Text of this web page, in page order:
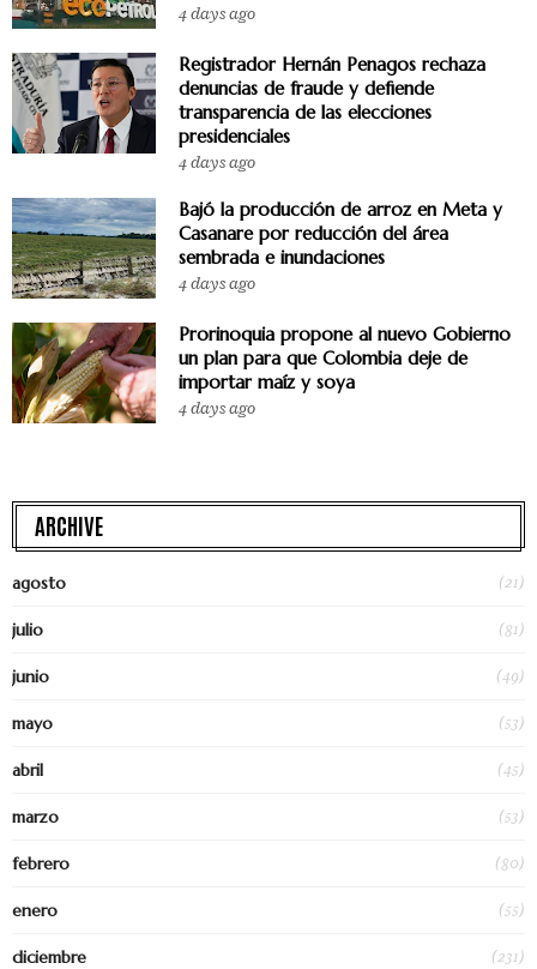
4 days ago
Registrador Hernán Penagos rechaza
denuncias de fraude y defiende
transparencia de las elecciones
presidenciales
4 days ago
Bajó la producción de arroz en Meta y
Casanare por reducción del área
sembrada e inundaciones
4 days ago
Prorinoquia propone al nuevo Gobierno
un plan para que Colombia deje de
importar maíz y soya
4 days ago
ARCHIVE
agosto (21)
julio (81)
junio (49)
mayo (53)
abril (45)
marzo (53)
febrero (80)
enero (55)
diciembre (231)